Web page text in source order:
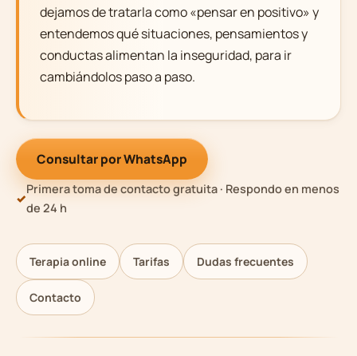
dejamos de tratarla como «pensar en positivo» y
entendemos qué situaciones, pensamientos y
conductas alimentan la inseguridad, para ir
cambiándolos paso a paso.
Consultar por WhatsApp
Primera toma de contacto gratuita · Respondo en menos
de 24 h
Terapia online Tarifas Dudas frecuentes
Contacto